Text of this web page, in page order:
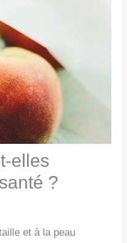
elles
?
et à la peau